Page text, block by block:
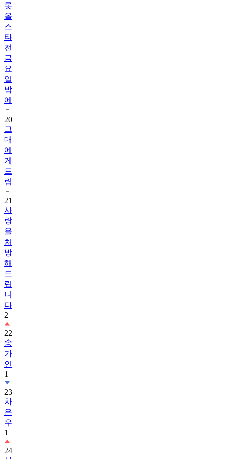
롯
올
스
타
전
금
요
일
밤
에
20
그
대
에
게
드
림
21
사
랑
을
처
방
해
드
립
니
다
2
22
송
가
인
1
23
차
은
우
1
24